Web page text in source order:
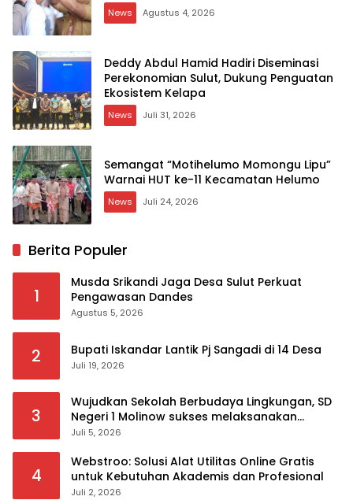
News Agustus 4, 2026
Deddy Abdul Hamid Hadiri Diseminasi
Perekonomian Sulut, Dukung Penguatan
Ekosistem Kelapa
News Juli 31, 2026
Semangat “Motihelumo Momongu Lipu”
Warnai HUT ke-11 Kecamatan Helumo
News Juli 24, 2026
Berita Populer
1
Musda Srikandi Jaga Desa Sulut Perkuat
Pengawasan Dandes
Agustus 5, 2026
2 Bupati Iskandar Lantik Pj Sangadi di 14 Desa
Juli 19, 2026
3
Wujudkan Sekolah Berbudaya Lingkungan, SD
Negeri 1 Molinow sukses melaksanakan
serangkaian kegiatan Kampanye dan
Juli 5, 2026
4
Webstroo: Solusi Alat Utilitas Online Gratis
untuk Kebutuhan Akademis dan Profesional
Juli 2, 2026